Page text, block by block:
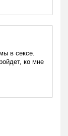
в сексе.
ко мне